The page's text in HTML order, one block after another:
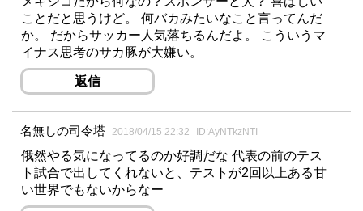
ことだと思うけど。 何バカみたいなこと言ってんだ
か。 だからサッカー人気落ちるんだよ。 こういうマ
イナス思考のサカ豚が大嫌い。
返信
名無しの司令塔 2018/04/15 22:32 ID:AyNTkzNTI
俄然やる気になってるのか好調だな 代表の前のテス
ト試合で出してくれないと、テストが2回以上ある甘
い世界でもないからなー